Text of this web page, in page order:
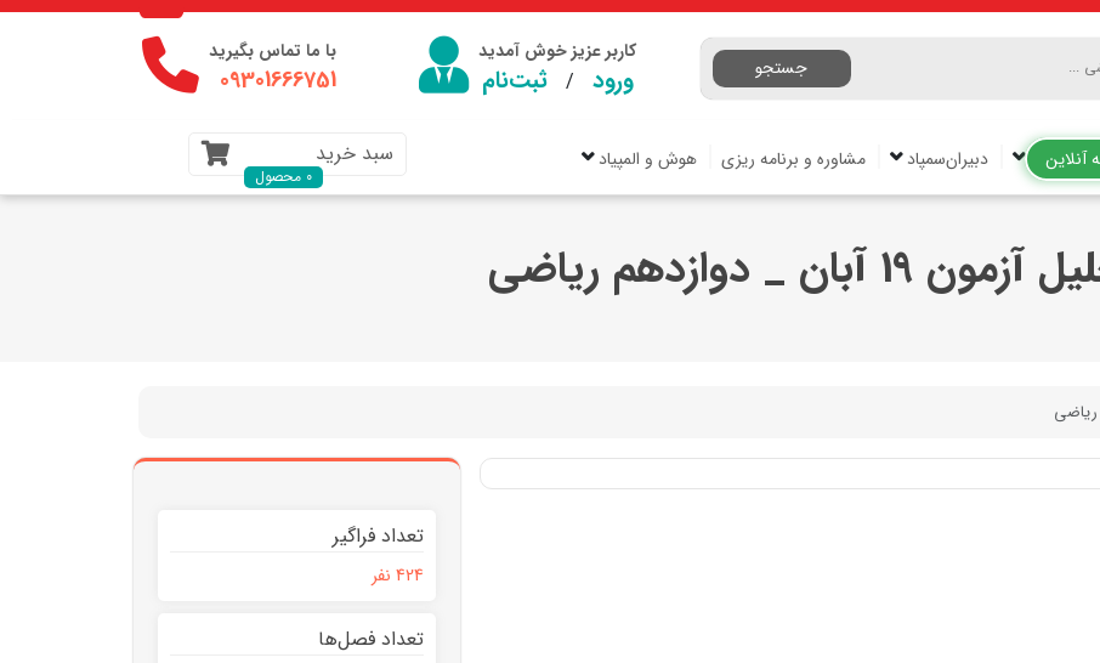
جستجو
کاربر عزیز خوش آمدید
ورود /ثبت‌نام
با ما تماس بگیرید
09301666751
آنلاین دبیران‌سمپاد مشاوره و برنامه ریزی هوش و المپیاد سبد خرید
0 محصول
19 آبان _ دوازدهم ریاضی
تعداد فراگیر
424 نفر
تعداد فصل‌ها